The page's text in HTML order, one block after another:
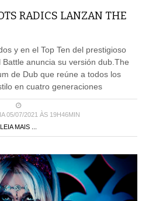
RADICS LANZAN THE
y en el Top Ten del prestigioso
anuncia su versión dub.The
de Dub que reúne a todos los
en cuatro generaciones
05/07/2021 ÀS 19H46MIN
LEIA MAIS ...